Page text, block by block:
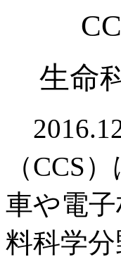
生命
（CCS
車や電
料科学